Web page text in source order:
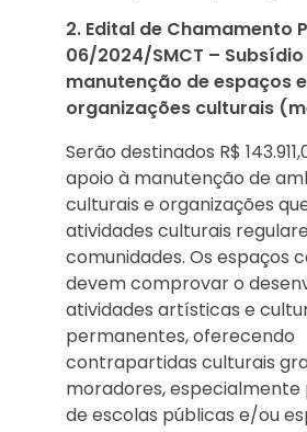
2. Edital de Chamamento
06/2024/SMCT –
manutenção de espaços e
organizações culturais
Serão destinados R$
apoio à manutenção de
culturais e organizações
atividades culturais
comunidades. Os espaços
devem comprovar o
atividades artísticas e
permanentes, oferecendo
contrapartidas culturais
moradores, especialmente
de escolas públicas e/ou